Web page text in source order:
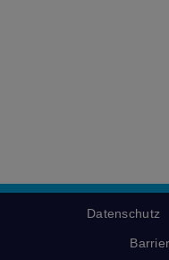
Datenschutz